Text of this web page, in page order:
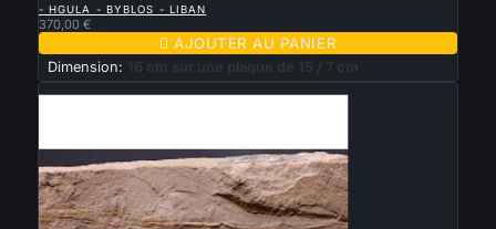
- HGULA - BYBLOS - LIBAN
370,00 €
 AJOUTER AU PANIER
Dimension: 16 cm sur une plaque de 15 / 7 cm
Nouveau